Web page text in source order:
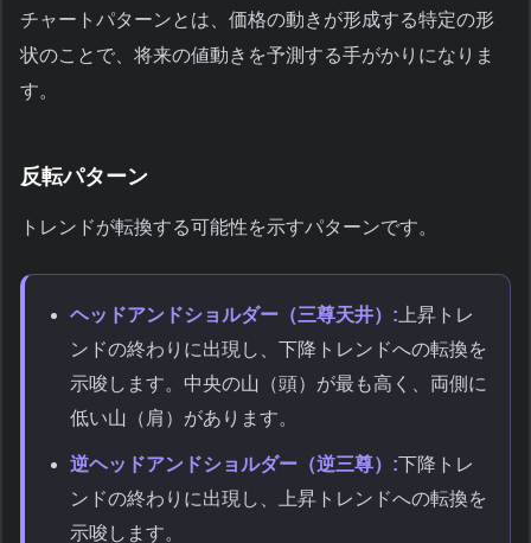
チャートパターンとは、価格の動きが形成する特定の形
状のことで、将来の値動きを予測する手がかりになりま
す。
反転パターン
トレンドが転換する可能性を示すパターンです。
ヘッドアンドショルダー（三尊天井）: 上昇トレ
ンドの終わりに出現し、下降トレンドへの転換を
示唆します。中央の山（頭）が最も高く、両側に
低い山（肩）があります。
逆ヘッドアンドショルダー（逆三尊）:下降トレ
ンドの終わりに出現し、上昇トレンドへの転換を
示唆します。